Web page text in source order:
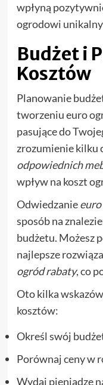
wpłyną
ogrodowi
Budżet i
Kosztów
Planowanie
tworzeniu euro
pasujące do
zrozumienie kilku
odpowiednich
wpływ na koszt
Odwiedzanie
sposób na
budżetu. Możesz
najlepsze
ogród rabaty, co
Oto kilka
kosztów:
Określ swój
Porównaj ceny w
Wydaj pieniądze